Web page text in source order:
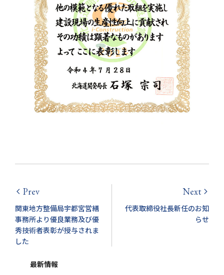
arrow_back_ios Prev
関東地方整備局宇都宮営繕
事務所より優良業務及び優
秀技術者表彰が授与されま
した
Next arrow_forward_ios
代表取締役社長新任のお知
らせ
最新情報